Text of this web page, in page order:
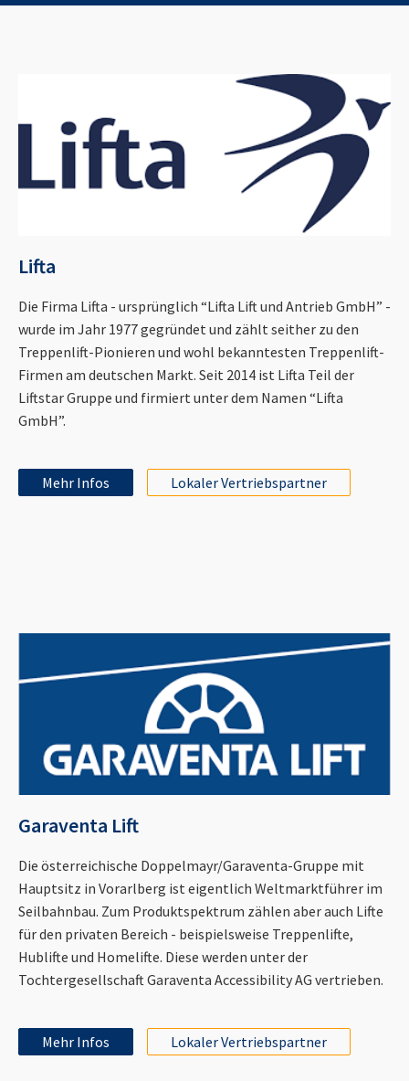
Lifta
Die Firma Lifta - ursprünglich “Lifta Lift und Antrieb GmbH” -
wurde im Jahr 1977 gegründet und zählt seither zu den
Treppenlift-Pionieren und wohl bekanntesten Treppenlift-
Firmen am deutschen Markt. Seit 2014 ist Lifta Teil der
Liftstar Gruppe und firmiert unter dem Namen “Lifta
GmbH”.
Mehr Infos Lokaler Vertriebspartner
Garaventa Lift
Die österreichische Doppelmayr/Garaventa-Gruppe mit
Hauptsitz in Vorarlberg ist eigentlich Weltmarktführer im
Seilbahnbau. Zum Produktspektrum zählen aber auch Lifte
für den privaten Bereich - beispielsweise Treppenlifte,
Hublifte und Homelifte. Diese werden unter der
Tochtergesellschaft Garaventa Accessibility AG vertrieben.
Mehr Infos Lokaler Vertriebspartner